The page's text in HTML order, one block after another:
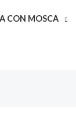
CON MOSCA